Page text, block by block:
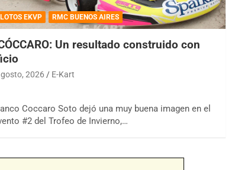
EKVP RMC BUENOS AIRES
Un resultado construido con
2026 E-Kart
Coccaro Soto dejó una muy buena imagen en el
#2 del Trofeo de Invierno,…